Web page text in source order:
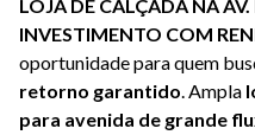
LOJA DE CALÇADA NA
INVESTIMENTO COM
oportunidade para quem
retorno garantido. Ampla
para avenida de grande